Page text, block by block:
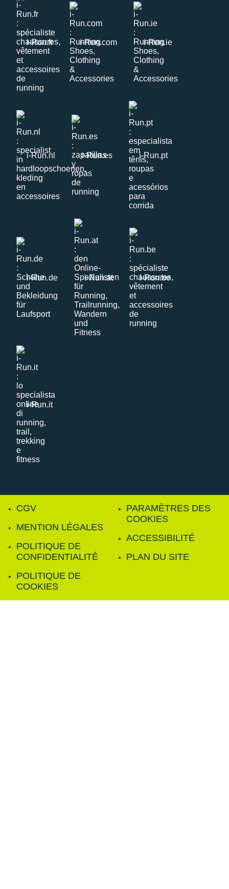
i-Run.fr i-Run.com i-Run.ie
i-Run.nl i-Run.es i-Run.pt
i-Run.de i-Run.at i-Run.be
i-Run.it
CGV
MENTION LÉGALES
POLITIQUE DE
CONFIDENTIALITÉ
POLITIQUE DE
COOKIES
PARAMÈTRES DES
COOKIES
ACCESSIBILITÉ
PLAN DU SITE